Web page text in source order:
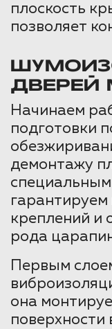
плоскость
позволяет
ДВЕРЕЙ
Начинаем
подготовки
демонтажу
гарантируем
креплений и
рода
Первым
она
поверхности